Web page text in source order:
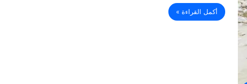
أكمل القراءة »